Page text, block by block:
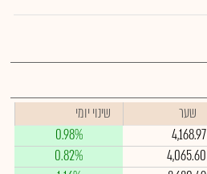
שער
שינוי יומי
4,168.97
0.98%
4,065.60
0.82%